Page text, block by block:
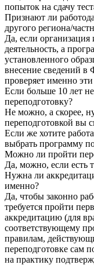
попыток на сдачу
Признают ли
другого региона/
Да, если
деятельность, а
установленного
внесение сведений
проверяет именно
Если больше 10 лет
переподготовку?
Не можно, а скорее,
переподготовкой вы
Если же хотите
выбрать программу
Можно ли пройти
Да, можно, если есть
Нужна ли
именно?
Да, чтобы законно
требуется пройти
аккредитацию (для
соответствующему
правилам,
переподготовке сам
на практику